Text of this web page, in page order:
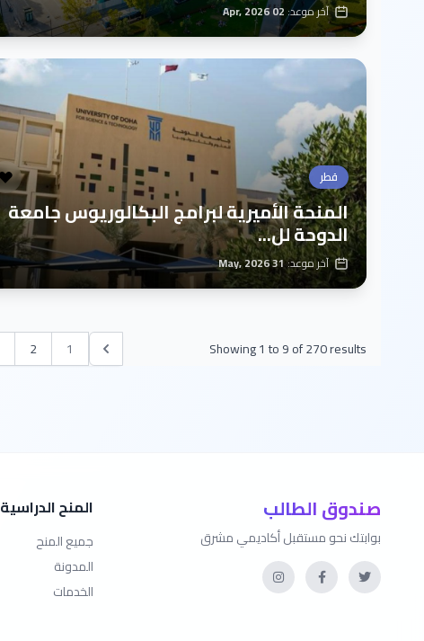
آخر موعد:02 Apr, 2026
قطر
المنحة الأميرية لبرامج البكالوريوس جامعة
الدوحة لل...
آخر موعد:31 May, 2026
Showing1 to9of270results
1
2
صندوق الطالب
بوابتك نحو مستقبل أكاديمي مشرق
المنح الدراسية
جميع المنح
المدونة
الخدمات